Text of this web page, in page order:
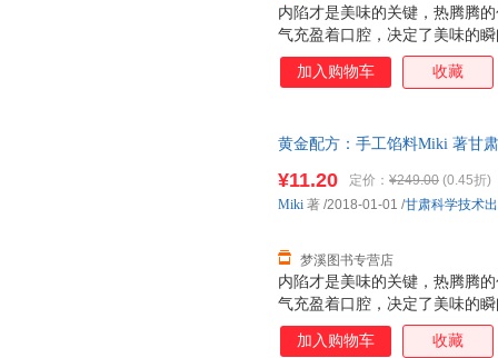
内陷才是美味的关键，热腾腾
气充盈着口腔，决定了美味的
鱼肉作为基底，变化各式风味
行创新口味也都没有遗漏，全
加入购物车 收藏
黄金配方：手工馅料Miki 著甘
内陷才是美味的关键，热腾腾
气充盈着口腔，决定了美味的
鱼肉作为基底，变化各式风味
行创新口味也都没有遗漏，全
¥11.20 定价： ¥249.00 (0.45折)
梦溪图书专营店
Miki 著 /2018-01-01 /甘肃科学技术
加入购物车 收藏